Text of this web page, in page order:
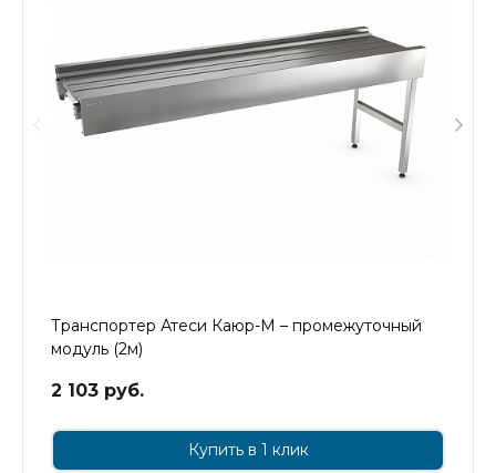
Транспортер Атеси Каюр-М – промежуточный
модуль (2м)
2 103 руб.
Купить в 1 клик